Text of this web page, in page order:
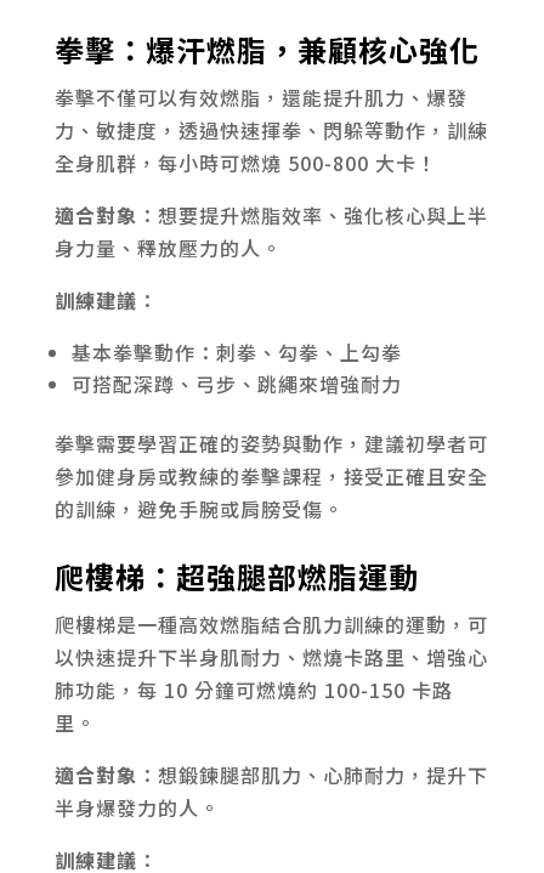
拳擊：爆汗燃脂，兼顧核心強化
拳擊不僅可以有效燃脂，還能提升肌力、爆發
力、敏捷度，透過快速揮拳、閃躲等動作，訓練
全身肌群，每小時可燃燒 500-800 大卡！
適合對象 ：想要提升燃脂效率、強化核心與上半
身力量、釋放壓力的人。
訓練建議 ：
基本拳擊動作：刺拳、勾拳、上勾拳
可搭配深蹲、弓步、跳繩來增強耐力
拳擊需要學習正確的姿勢與動作，建議初學者可
參加健身房或教練的拳擊課程，接受正確且安全
的訓練，避免手腕或肩膀受傷。
爬樓梯：超強腿部燃脂運動
爬樓梯是一種高效燃脂結合肌力訓練的運動，可
以快速提升下半身肌耐力、燃燒卡路里、增強心
肺功能，每 10 分鐘可燃燒約 100-150 卡路
里。
適合對象 ：想鍛鍊腿部肌力、心肺耐力，提升下
半身爆發力的人。
訓練建議 ：